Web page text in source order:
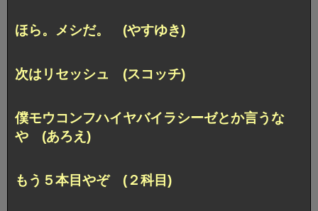
ほら。メシだ。 (やすゆき)
次はリセッシュ (スコッチ)
僕モウコンフハイヤバイラシーゼとか言うな
や (あろえ)
もう５本目やぞ (２科目)